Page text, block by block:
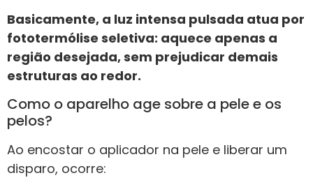
Basicamente, a luz intensa pulsada atua por
fototermólise seletiva: aquece apenas a
região desejada, sem prejudicar demais
estruturas ao redor.
Como o aparelho age sobre a pele e os
pelos?
Ao encostar o aplicador na pele e liberar um
disparo, ocorre: